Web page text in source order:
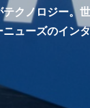
クノロジー。
ューズのイン